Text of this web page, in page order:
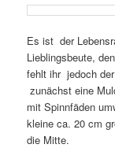
Es ist der
Lieblingsbeute,
fehlt ihr jedoch
zunächst eine
mit Spinnfäden
kleine ca. 20 cm
die Mitte.